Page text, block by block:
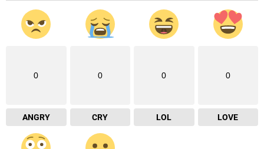
0
ANGRY
0
CRY
0
LOL
0
LOVE